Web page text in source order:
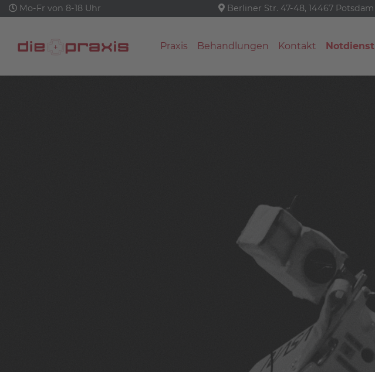
Mo-Fr von 8-18 Uhr Berliner Str. 47-48, 14467 Potsdam
Praxis Behandlungen Kontakt Notdienst